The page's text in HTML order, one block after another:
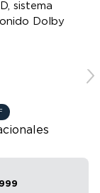
sistema
Dolby
999